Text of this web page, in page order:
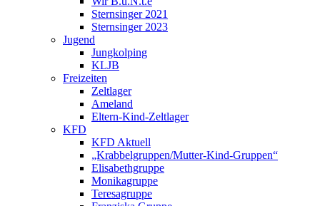
Sternsinger 2021
Sternsinger 2023
Jugend
Jungkolping
KLJB
Freizeiten
Zeltlager
Ameland
Eltern-Kind-Zeltlager
KFD
KFD Aktuell
„Krabbelgruppen/Mutter-Kind-Gruppen“
Elisabethgruppe
Monikagruppe
Teresagruppe